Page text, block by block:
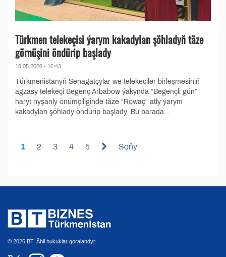
Türkmen telekeçisi ýarym kakadylan şöhladyň täze
görnüşini öndürip başlady
18.05.2026 - 10:43
Türkmenistanyň Senagatçylar we telekeçiler birleşmesiniň
agzasy telekeçi Begenç Arbabow ýakynda “Begençli gün”
haryt nyşanly önümçiliginde täze “Rowaç” atly ýarym
kakadylan şöhlady öndürip başlady. Bu barada...
1 2 3 4 5 Soňy
© 2026 BT. Ähli hukuklar goralandyr.